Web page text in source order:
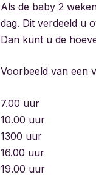
Als de baby 2
dag. Dit verdeeld u
Dan kunt u de
Voorbeeld van een
7.00 uur
10.00 uur
1300 uur
16.00 uur
19.00 uur